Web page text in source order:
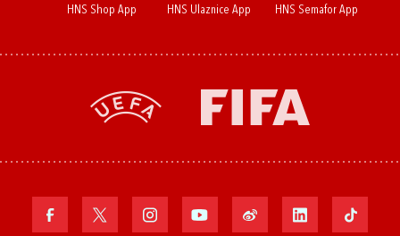
HNS Shop App HNS Ulaznice App HNS Semafor App